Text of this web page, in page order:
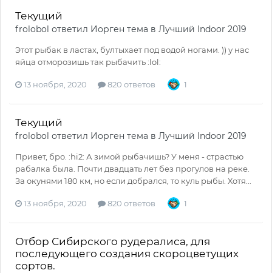
Текущий
frolobol ответил Иорген тема в Лучший Indoor 2019
Этот рыбак в ластах, бултыхает под водой ногами. )) у нас
яйца отморозишь так рыбачить :lol:
13 ноября, 2020 820 ответов 1
Текущий
frolobol ответил Иорген тема в Лучший Indoor 2019
Привет, бро. :hi2: А зимой рыбачишь? У меня - страстью
рабалка была. Почти двадцать лет без прогулов на реке.
За окунями 180 км, но если добрался, то куль рыбы. Хотя...
13 ноября, 2020 820 ответов 1
Отбор Сибирского рудералиса, для
последующего создания скороцветущих
сортов.